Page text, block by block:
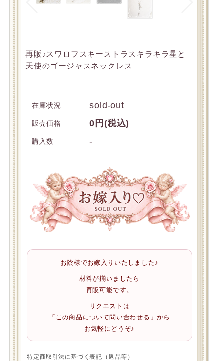
再販♪スワロフスキーストラスキラキラ星と
天使のゴージャスネックレス
在庫状況 sold-out
販売価格 0円(税込)
購入数 -
お陰様でお嫁入りいたしました♪
材料が揃いましたら
再販可能です。
リクエストは
「この商品について問い合わせる」から
お気軽にどうぞ♪
特定商取引法に基づく表記（返品等）